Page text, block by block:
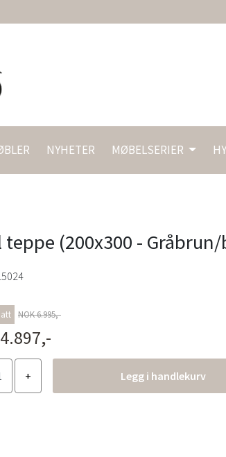
NYHETER MØBELSERIER
teppe (200x300 -
NOK 6.995,-
Legg i handlekurv